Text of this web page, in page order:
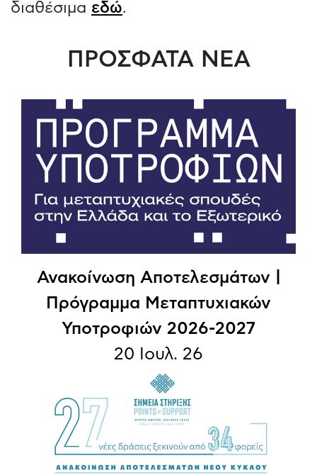
διαθέσιμα εδώ.
ΠΡΟΣΦΑΤΑ ΝΕΑ
Ανακοίνωση Αποτελεσμάτων |
Πρόγραμμα Μεταπτυχιακών
Υποτροφιών 2026-2027
20 Ιουλ. 26